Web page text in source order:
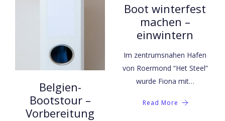
Belgien-
Bootstour –
Vorbereitung
Boot winterfest
machen –
einwintern
Im zentrumsnahen Hafen
von Roermond “Het Steel”
wurde Fiona mit…
Read More